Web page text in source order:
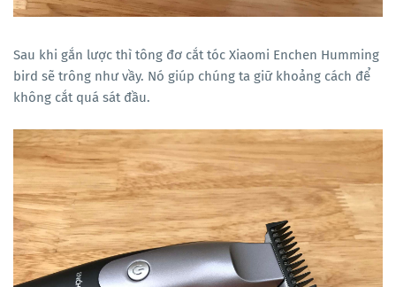
Sau khi gắn lược thì tông đơ cắt tóc Xiaomi Enchen Humming
bird sẽ trông như vầy. Nó giúp chúng ta giữ khoảng cách để
không cắt quá sát đầu.